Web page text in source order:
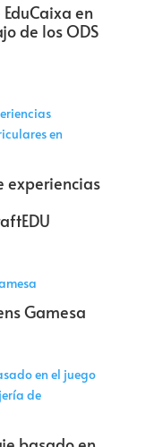
en
de los ODS
experiencias
Gamesa